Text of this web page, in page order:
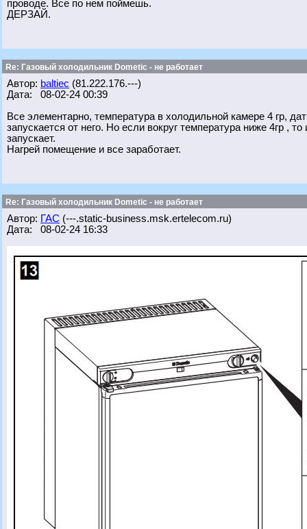
проводе. Все по нем поймешь.
ДЕРЗАЙ.
Re: Газовый холодильник Dometic - не работает
Автор: baltiec (81.222.176.---)
Дата: 08-02-24 00:39
Все элементарно, температура в холодильной камере 4 гр,
запускается от него. Но если вокруг температура ниже 4гр ,
запускает.
Нагрей помещение и все заработает.
Re: Газовый холодильник Dometic - не работает
Автор: ГАС (---.static-business.msk.ertelecom.ru)
Дата: 08-02-24 16:33